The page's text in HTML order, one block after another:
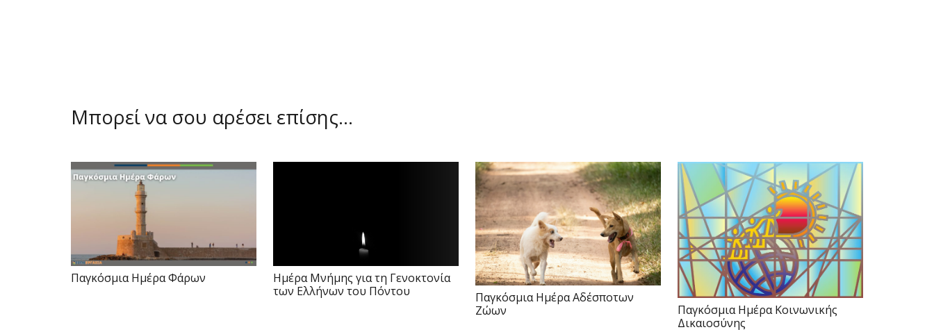
Μπορεί να σου αρέσει επίσης…
Παγκόσμια Ημέρα Φάρων
Ημέρα Μνήμης για τη Γενοκτονία
των Ελλήνων του Πόντου
Παγκόσμια Ημέρα Αδέσποτων
Ζώων
Παγκόσμια Ημέρα Κοινωνικής
Δικαιοσύνης